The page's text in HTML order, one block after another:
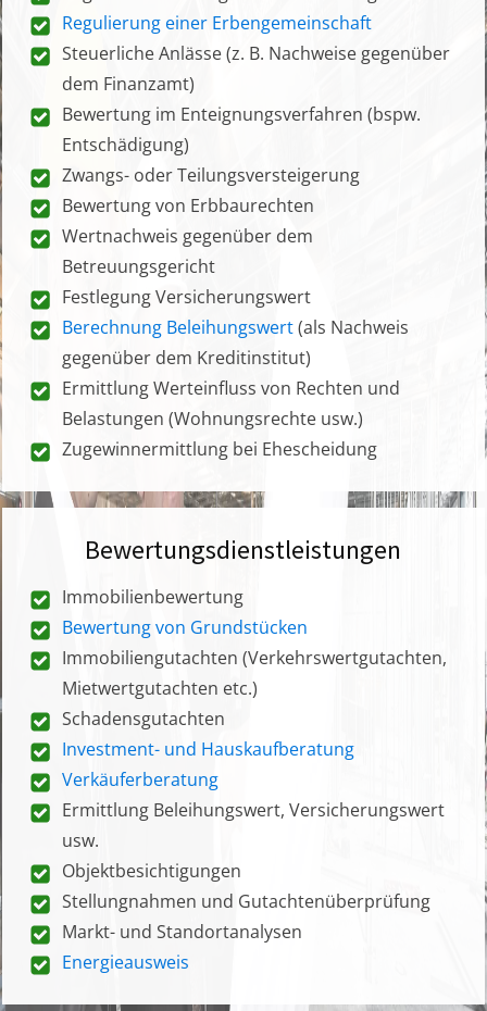
Regulierung einer Erbengemeinschaft
Steuerliche Anlässe (z. B. Nachweise gegenüber
dem Finanzamt)
Bewertung im Enteignungsverfahren (bspw.
Entschädigung)
Zwangs- oder Teilungsversteigerung
Bewertung von Erbbaurechten
Wertnachweis gegenüber dem
Betreuungsgericht
Festlegung Versicherungswert
Berechnung Beleihungswert(als Nachweis
gegenüber dem Kreditinstitut)
Ermittlung Werteinfluss von Rechten und
Belastungen (Wohnungsrechte usw.)
Zugewinnermittlung bei Ehescheidung
Bewertungsdienstleistungen
Immobilienbewertung
Bewertung von Grundstücken
Immobiliengutachten (Verkehrswertgutachten,
Mietwertgutachten etc.)
Schadensgutachten
Investment- und Hauskaufberatung
Verkäuferberatung
Ermittlung Beleihungswert, Versicherungswert
usw.
Objektbesichtigungen
Stellungnahmen und Gutachtenüberprüfung
Markt- und Standortanalysen
Energieausweis